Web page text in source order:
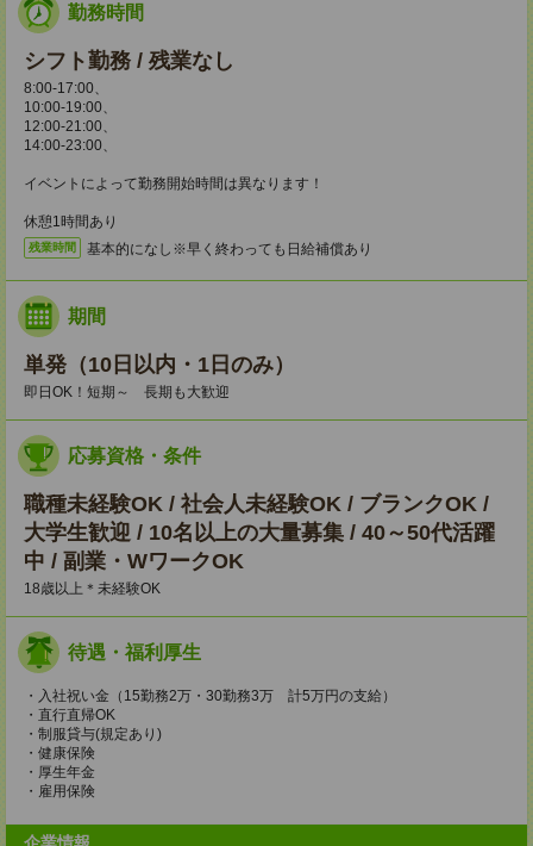
勤務時間
シフト勤務 / 残業なし
8:00-17:00、
10:00-19:00、
12:00-21:00、
14:00-23:00、
イベントによって勤務開始時間は異なります！
休憩1時間あり
残業時間 基本的になし※早く終わっても日給補償あり
期間
単発（10日以内・1日のみ）
即日OK！短期～ 長期も大歓迎
応募資格・条件
職種未経験OK / 社会人未経験OK / ブランクOK /
大学生歓迎 / 10名以上の大量募集 / 40～50代活躍
中 / 副業・WワークOK
18歳以上＊未経験OK
待遇・福利厚生
・入社祝い金（15勤務2万・30勤務3万 計5万円の支給）
・直行直帰OK
・制服貸与(規定あり)
・健康保険
・厚生年金
・雇用保険